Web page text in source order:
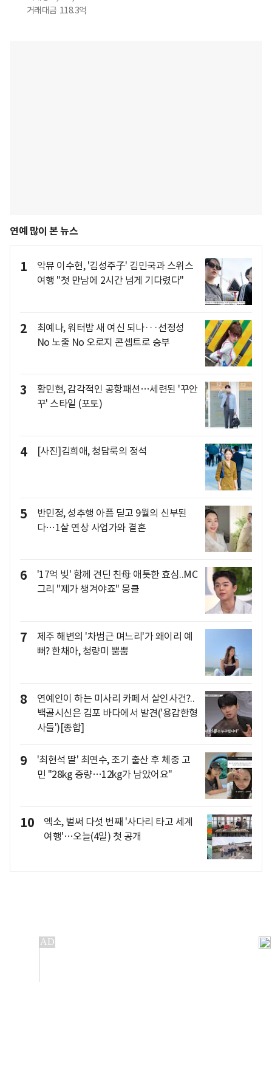
거래대금 118.3억
연예 많이 본 뉴스
1
악뮤 이수현, '김성주子' 김민국과 스위스
여행 "첫 만남에 2시간 넘게 기다렸다"
2
최예나, 워터밤 새 여신 되나···선정성
No 노출 No 오로지 콘셉트로 승부
3
황민현, 감각적인 공항패션…세련된 '꾸안
꾸' 스타일 (포토)
4 [사진]김희애, 청담룩의 정석
5
반민정, 성추행 아픔 딛고 9월의 신부된
다…1살 연상 사업가와 결혼
6
'17억 빚' 함께 견딘 친母 애틋한 효심..MC
그리 "제가 챙겨야죠" 뭉클
7
제주 해변의 '차범근 며느리'가 왜이리 예
뻐? 한채아, 청량미 뿜뿜
8
연예인이 하는 미사리 카페서 살인사건?..
백골시신은 김포 바다에서 발견('용감한형
사들')[종합]
9
'최현석 딸' 최연수, 조기 출산 후 체중 고
민 "28kg 증량…12kg가 남았어요"
10
엑소, 벌써 다섯 번째 '사다리 타고 세계
여행'…오늘(4일) 첫 공개